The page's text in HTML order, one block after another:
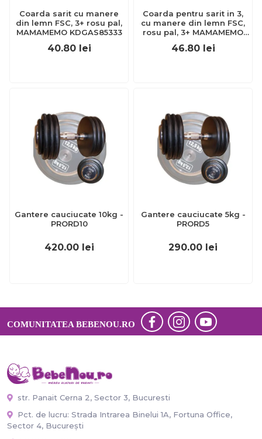
Coarda sarit cu manere
din lemn FSC, 3+ rosu pal,
MAMAMEMO KDGAS85333
40.80 lei
Coarda pentru sarit in 3,
cu manere din lemn FSC,
rosu pal, 3+ MAMAMEMO
KDGAS85336
46.80 lei
Gantere cauciucate 10kg -
PRORD10
420.00 lei
Gantere cauciucate 5kg -
PRORD5
290.00 lei
COMUNITATEA BEBENOU.RO
str. Panait Cerna 2, Sector 3, Bucuresti
Pct. de lucru: Strada Intrarea Binelui 1A, Fortuna Office,
Sector 4, București